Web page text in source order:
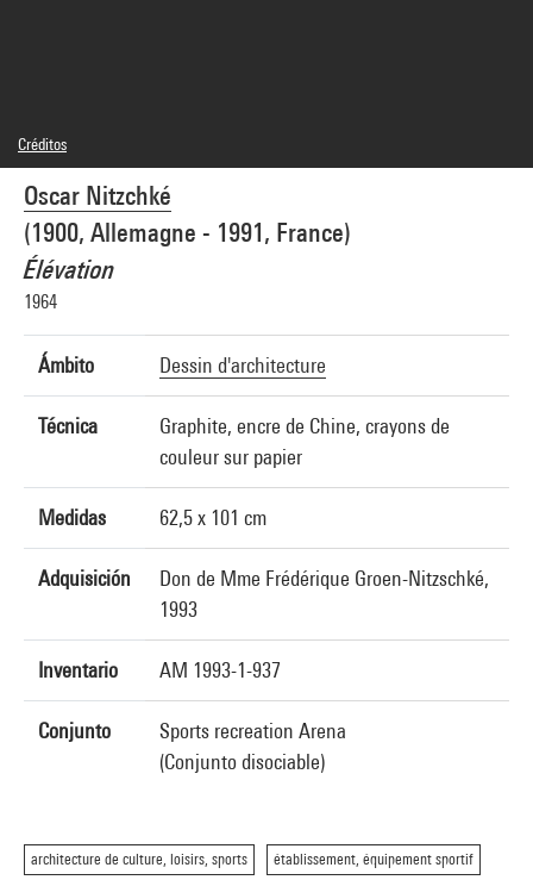
Oscar Nitzchké
(1900, Allemagne - 1991, France)
Élévation
1964
Ámbito Dessin d'architecture
Técnica
Graphite, encre de Chine, crayons de
couleur sur papier
Medidas 62,5 x 101 cm
Adquisición
Don de Mme Frédérique Groen-Nitzschké,
1993
Inventario AM 1993-1-937
Conjunto
Sports recreation Arena
(Conjunto disociable)
architecture de culture, loisirs, sports établissement, équipement sportif
Créditos
Frédérique Nitzschké Groen
Créditos fotográficos : Centre Pompidou, MNAM-CCI/J.C. Planchet et G.
Meguerditchian/Dist. GrandPalaisRmn
Referencia de la imagen : 4R13332 [1994 CX 3212]
Difusión de la imagen :